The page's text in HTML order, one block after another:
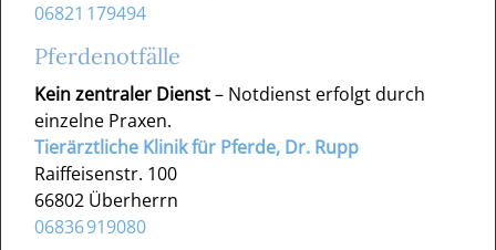
Weitere Infos findest Du unter
jost.de
Worauf warten? Schick Deine
Bewerbungsunterlagen mit Lebenslauf bitte an:
info@tierarzt-jost.de
Wir freuen uns auf Dich!
06821 179494
Pferdenotfälle
Kein zentraler Dienst– Notdienst erfolgt durch
einzelne Praxen.
Tierärztliche Klinik für Pferde, Dr. Rupp
Raiffeisenstr. 100
66802 Überherrn
06836 919080